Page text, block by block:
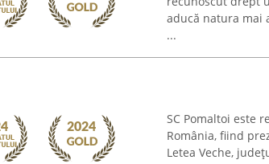
aducă natura mai
...
SC Pomaltoi este
România, fiind
Letea Veche,